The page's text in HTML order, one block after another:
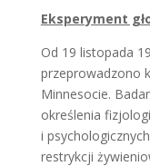
Eksperyment
Od 19 listopada
przeprowadzono
Minnesocie.
określenia
i
restrykcji